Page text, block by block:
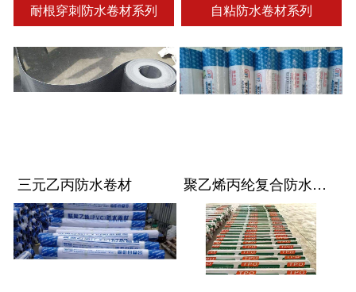
耐根穿刺防水卷材系列 自粘防水卷材系列
三元乙丙防水卷材 聚乙烯丙纶复合防水卷材